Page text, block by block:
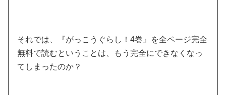
それでは、『がっこうぐらし！4巻』を全ページ完全
無料で読むということは、もう完全にできなくなっ
てしまったのか？